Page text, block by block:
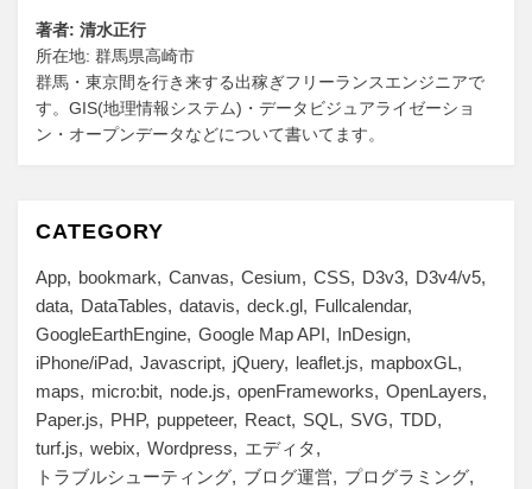
著者: 清水正行
所在地: 群馬県高崎市
群馬・東京間を行き来する出稼ぎフリーランスエンジニアで
す。GIS(地理情報システム)・データビジュアライゼーショ
ン・オープンデータなどについて書いてます。
CATEGORY
App bookmark Canvas Cesium CSS D3v3
D3v4/v5
data
DataTables datavis deck.gl
Fullcalendar
GoogleEarthEngine Google Map API
InDesign
iPhone/iPad Javascript jQuery leaflet.js
mapboxGL
maps
micro:bit node.js openFrameworks
OpenLayers
Paper.js
PHP puppeteer React SQL SVG
TDD
turf.js
webix Wordpress
エディタ
トラブルシューティング
ブログ運営
プログラミング